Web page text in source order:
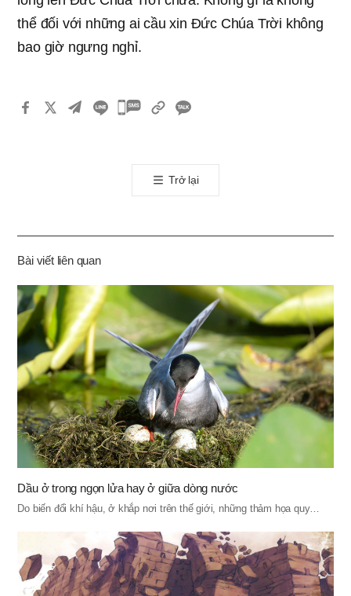
thể đối với những ai cầu xin Đức Chúa Trời không
bao giờ ngưng nghỉ.
카
톡
공
기
Trở lại
Bài viết liên quan
Dầu ở trong ngọn lửa hay ở giữa dòng nước
Do biến đổi khí hậu, ở khắp nơi trên thế giới, những thảm họa quy…